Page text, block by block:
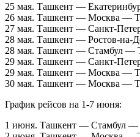
25 мая. Ташкент —
26 мая. Ташкент — Москва —
27 мая. Ташкент — Санкт-
28 мая. Ташкент — Ростов-
28 мая. Ташкент — Стамбул —
29 мая. Ташкент — Санкт-
29 мая. Ташкент — Москва —
30 мая. Ташкент — Москва —
График рейсов на 1-7 июня:
1 июня. Ташкент — Стамбул —